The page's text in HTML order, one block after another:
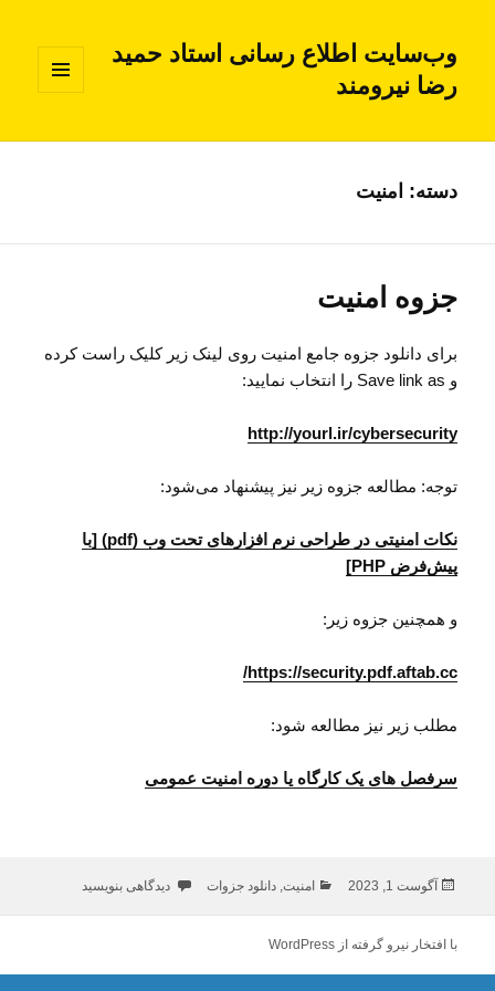
وب‌سایت اطلاع رسانی استاد حمید
رضا نیرومند
دسته: امنیت
جزوه امنیت
برای دانلود جزوه جامع امنیت روی لینک زیر کلیک راست کرده
و Save link as را انتخاب نمایید:
http://yourl.ir/cybersecurity
توجه: مطالعه جزوه زیر نیز پیشنهاد می‌شود:
نکات امنیتی در طراحی نرم افزارهای تحت وب (pdf) [با
پیش‌فرض PHP]
و همچنین جزوه زیر:
https://security.pdf.aftab.cc/
مطلب زیر نیز مطالعه شود:
سرفصل های یک کارگاه یا دوره امنیت عمومی
ارسال
آگوست 1, 2023 دسته‌ها
امنیت,دانلود جزوات برای جزوه امنیت
دیدگاهی بنویسید
با افتخار نیرو گرفته از WordPress